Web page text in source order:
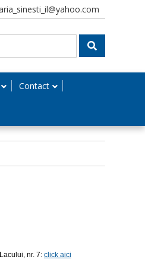
Contact
nr. 7: click aici